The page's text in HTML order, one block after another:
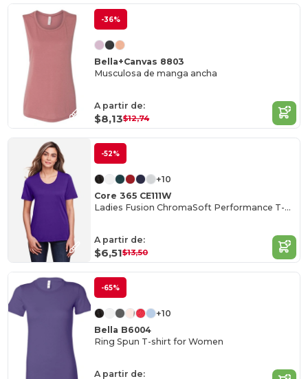
-36%
Bella+Canvas 8803
Musculosa de manga ancha
A partir de:
$8,13$12,74
-52%
+10
Core 365 CE111W
Ladies Fusion ChromaSoft Performance T-Shirt
A partir de:
$6,51$13,50
-65%
+10
Bella B6004
Ring Spun T-shirt for Women
A partir de: